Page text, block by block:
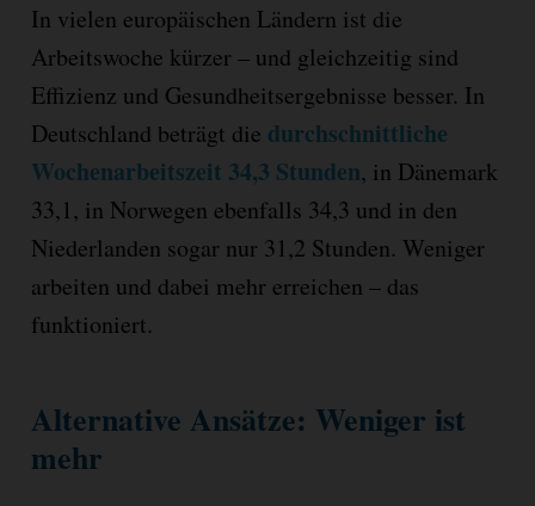
In vielen europäischen Ländern ist die
Arbeitswoche kürzer – und gleichzeitig sind
Effizienz und Gesundheitsergebnisse besser. In
Deutschland beträgt die durchschnittliche
Wochenarbeitszeit 34,3 Stunden, in Dänemark
33,1, in Norwegen ebenfalls 34,3 und in den
Niederlanden sogar nur 31,2 Stunden. Weniger
arbeiten und dabei mehr erreichen – das
funktioniert.
Alternative Ansätze: Weniger ist
mehr